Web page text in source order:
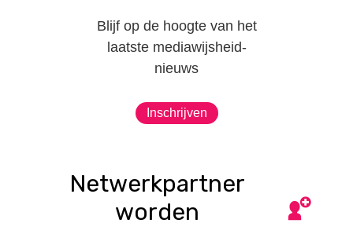
Blijf op de hoogte van het
laatste mediawijsheid-
nieuws
Inschrijven
Netwerkpartner
worden